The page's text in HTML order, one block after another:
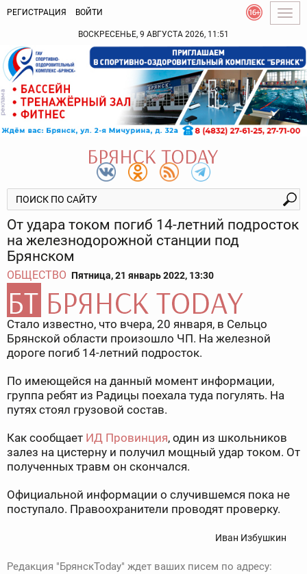
РЕГИСТРАЦИЯ ВОЙТИ
ВОСКРЕСЕНЬЕ, 9 АВГУСТА 2026, 11:51
От удара током погиб 14-летний подросток
на железнодорожной станции под
Брянском
ОБЩЕСТВО Пятница, 21 январь 2022, 13:30
Стало известно, что вчера, 20 января, в Сельцо
Брянской области произошло ЧП. На железной
дороге погиб 14-летний подросток.
По имеющейся на данный момент информации,
группа ребят из Радицы поехала туда погулять. На
путях стоял грузовой состав.
Как сообщает ИД Провинция, один из школьников
залез на цистерну и получил мощный удар током. От
полученных травм он скончался.
Официальной информации о случившемся пока не
поступало. Правоохранители проводят проверку.
Иван Избушкин
Редакция "БрянскToday" ждет ваших писем по адресу: